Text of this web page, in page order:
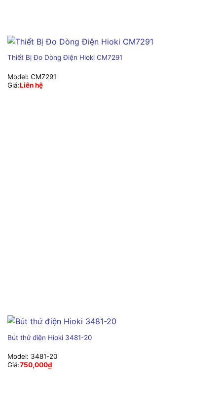
Thiết Bị Đo Dòng Điện Hioki CM7291
Model: CM7291
Giá:Liên hệ
Bút thử điện Hioki 3481-20
Model: 3481-20
Giá:750,000₫